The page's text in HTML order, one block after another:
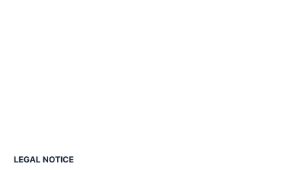
LEGAL NOTICE